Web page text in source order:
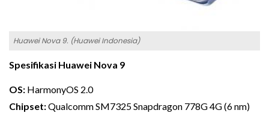
Huawei Nova 9. (Huawei Indonesia)
Spesifikasi Huawei Nova 9
OS: HarmonyOS 2.0
Chipset:Qualcomm SM7325 Snapdragon 778G 4G (6 nm)